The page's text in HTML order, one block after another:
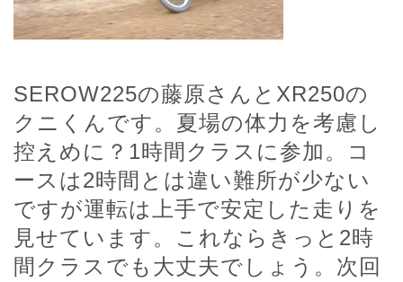
SEROW225の藤原さんとXR250の
クニくんです。夏場の体力を考慮し
控えめに？1時間クラスに参加。コ
ースは2時間とは違い難所が少ない
ですが運転は上手で安定した走りを
見せています。これならきっと2時
間クラスでも大丈夫でしょう。次回